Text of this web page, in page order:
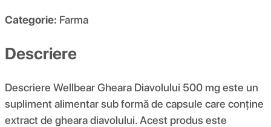
Categorie: Farma
Descriere
Descriere Wellbear Gheara Diavolului 500 mg este un
supliment alimentar sub formă de capsule care conține
extract de gheara diavolului. Acest produs este